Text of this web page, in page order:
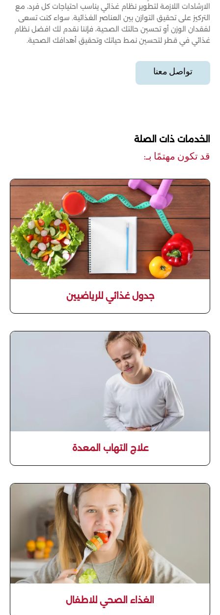
الارشادات اللازمة لتطوير نظام غذائي يناسب احتياجات كل فرد، مع
التركيز على تحقيق التوازن بين العناصر الغذائية. سواء كنت تسعى
لفقدان الوزن أو تحسين حالتك الصحية، فإننا نقدم لك افضل نظام
غذائي في قطر لتحسين نمط حياتك وتحقيق أهدافك الصحية.
تواصل معنا
الخدمات ذات الصلة
قد تكون مهتمًا بـ:
جدول غذائي للرياضيين
علاج التهاب المعدة
الغذاء الصحي للاطفال